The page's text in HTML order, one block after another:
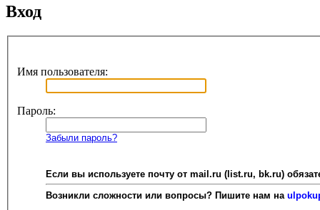
Вход
Имя пользователя:
Пароль:
Забыли пароль?
Если вы используете почту от mail.ru (list.ru, bk.ru)
Возникли сложности или вопросы? Пишите нам на